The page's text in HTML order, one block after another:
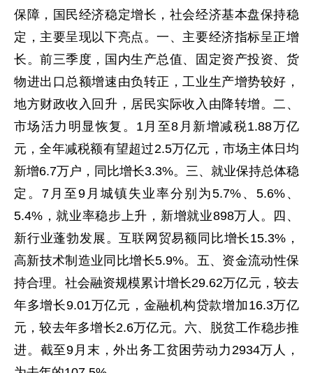
保障，国民经济稳定增长，社会经济基本盘保持稳
定，主要呈现以下亮点。一、主要经济指标呈正增
长。前三季度，国内生产总值、固定资产投资、货
物进出口总额增速由负转正，工业生产增势较好，
地方财政收入回升，居民实际收入由降转增。二、
市场活力明显恢复。1月至8月新增减税1.88万亿
元，全年减税额有望超过2.5万亿元，市场主体日均
新增6.7万户，同比增长3.3%。三、就业保持总体稳
定。7月至9月城镇失业率分别为5.7%、5.6%、
5.4%，就业率稳步上升，新增就业898万人。四、
新行业蓬勃发展。互联网贸易额同比增长15.3%，
高新技术制造业同比增长5.9%。五、资金流动性保
持合理。社会融资规模累计增长29.62万亿元，较去
年多增长9.01万亿元，金融机构贷款增加16.3万亿
元，较去年多增长2.6万亿元。六、脱贫工作稳步推
进。截至9月末，外出务工贫困劳动力2934万人，